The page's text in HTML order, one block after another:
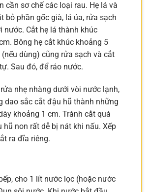
cần sơ chế các loại rau. Hẹ lá và
bỏ phần gốc già, lá úa, rửa sạch
nước. Cắt hẹ lá thành khúc
Bông hẹ cắt khúc khoảng 5
dùng) cũng rửa sạch và cắt
Sau đó, để ráo nước.
nhẹ nhàng dưới vòi nước lạnh,
dao sắc cắt đậu hũ thành những
khoảng 1 cm. Tránh cắt quá
hũ non rất dễ bị nát khi nấu. Xếp
ra đĩa riêng.
cho 1 lít nước lọc (hoặc nước